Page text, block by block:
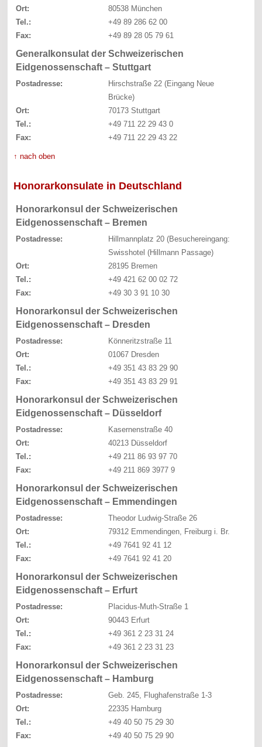
Ort:
80538 München
Tel.:
+49 89 286 62 00
Fax:
+49 89 28 05 79 61
Generalkonsulat der Schweizerischen
Eidgenossenschaft – Stuttgart
Postadresse:
Hirschstraße 22 (Eingang Neue
Brücke)
Ort:
70173 Stuttgart
Tel.:
+49 711 22 29 43 0
Fax:
+49 711 22 29 43 22
↑ nach oben
Honorarkonsulate in Deutschland
Honorarkonsul der Schweizerischen
Eidgenossenschaft – Bremen
Postadresse:
Hillmannplatz 20 (Besuchereingang:
Swisshotel (Hillmann Passage)
Ort:
28195 Bremen
Tel.:
+49 421 62 00 02 72
Fax:
+49 30 3 91 10 30
Honorarkonsul der Schweizerischen
Eidgenossenschaft – Dresden
Postadresse:
Könneritzstraße 11
Ort:
01067 Dresden
Tel.:
+49 351 43 83 29 90
Fax:
+49 351 43 83 29 91
Honorarkonsul der Schweizerischen
Eidgenossenschaft – Düsseldorf
Postadresse:
Kasernenstraße 40
Ort:
40213 Düsseldorf
Tel.:
+49 211 86 93 97 70
Fax:
+49 211 869 3977 9
Honorarkonsul der Schweizerischen
Eidgenossenschaft – Emmendingen
Postadresse:
Theodor Ludwig-Straße 26
Ort:
79312 Emmendingen, Freiburg i. Br.
Tel.:
+49 7641 92 41 12
Fax:
+49 7641 92 41 20
Honorarkonsul der Schweizerischen
Eidgenossenschaft – Erfurt
Postadresse:
Placidus-Muth-Straße 1
Ort:
90443 Erfurt
Tel.:
+49 361 2 23 31 24
Fax:
+49 361 2 23 31 23
Honorarkonsul der Schweizerischen
Eidgenossenschaft – Hamburg
Postadresse:
Geb. 245, Flughafenstraße 1-3
Ort:
22335 Hamburg
Tel.:
+49 40 50 75 29 30
Fax:
+49 40 50 75 29 90